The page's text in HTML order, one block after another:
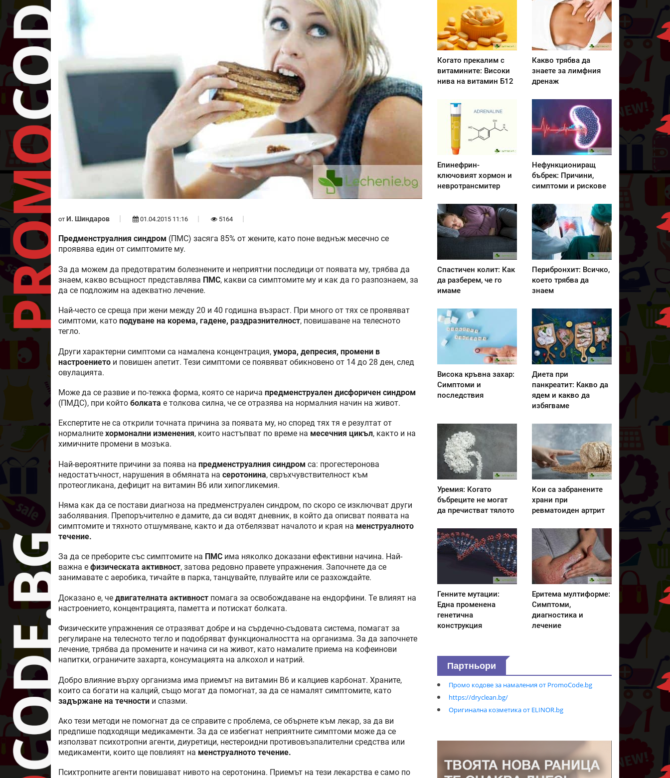
от И. Шиндаров 01.04.2015 11:16 5164
Предменструалния синдром (ПМС) засяга 85% от жените, като поне веднъж месечно се
проявява един от симптомите му.
За да можем да предотвратим болезнените и неприятни последици от появата му, трябва да
знаем, какво всъщност представлява ПМС, какви са симптомите му и как да го разпознаем, за
да се подложим на адекватно лечение.
Най-често се среща при жени между 20 и 40 годишна възраст. При много от тях се проявяват
симптоми, като подуване на корема, гадене, раздразнителност, повишаване на телесното
тегло.
Други характерни симптоми са намалена концентрация, умора, депресия, промени в
настроението и повишен апетит. Тези симптоми се появяват обикновено от 14 до 28 ден, след
овулацията.
Може да се развие и по-тежка форма, която се нарича предменструален дисфоричен синдром
(ПМДС), при който болката е толкова силна, че се отразява на нормалния начин на живот.
Експертите не са открили точната причина за появата му, но според тях тя е резултат от
нормалните хормонални изменения, които настъпват по време на месечния цикъл, както и на
химичните промени в мозъка.
Най-вероятните причини за поява на предменструалния синдром са: прогестеронова
недостатъчност, нарушения в обмяната на серотонина, свръхчувствителност към
протеогликана, дефицит на витамин В6 или хипогликемия.
Няма как да се постави диагноза на предменструален синдром, по скоро се изключват други
заболявания. Препоръчително е дамите, да си водят дневник, в който да описват появата на
симптомите и тяхното отшумяване, както и да отбелязват началото и края на менструалното
течение.
За да се преборите със симптомите на ПМС има няколко доказани ефективни начина. Най-
важна е физическата активност, затова редовно правете упражнения. Започнете да се
занимавате с аеробика, тичайте в парка, танцувайте, плувайте или се разхождайте.
Доказано е, че двигателната активност помага за освобождаване на ендорфини. Те влияят на
настроението, концентрацията, паметта и потискат болката.
Физическите упражнения се отразяват добре и на сърдечно-съдовата система, помагат за
регулиране на телесното тегло и подобряват функционалността на организма. За да започнете
лечение, трябва да промените и начина си на живот, като намалите приема на кофеинови
напитки, ограничите захарта, консумацията на алкохол и натрий.
Добро влияние върху организма има приемът на витамин В6 и калциев карбонат. Храните,
които са богати на калций, също могат да помогнат, за да се намалят симптомите, като
задържане на течности и спазми.
Ако тези методи не помогнат да се справите с проблема, се обърнете към лекар, за да ви
предпише подходящи медикаменти. За да се избегнат неприятните симптоми може да се
използват психотропни агенти, диуретици, нестероидни противовъзпалителни средства или
медикаменти, които ще повлияят на менструалното течение.
Психтропните агенти повишават нивото на серотонина. Приемът на тези лекарства е само по
Когато прекалим с
витамините: Високи
нива на витамин Б12
Какво трябва да
знаете за лимфния
дренаж
Епинефрин-
ключовият хормон и
невротрансмитер
Нефункциониращ
бъбрек: Причини,
симптоми и рискове
Спастичен колит: Как
да разберем, че го
имаме
Перибронхит: Всичко,
което трябва да
знаем
Висока кръвна захар:
Симптоми и
последствия
Диета при
панкреатит: Kакво да
ядем и какво да
избягваме
Уремия: Когато
бъбреците не могат
да пречистват тялото
Кои са забранените
храни при
ревматоиден артрит
Генните мутации:
Една променена
генетична
конструкция
Еритема мултиформе:
Симптоми,
диагностика и
лечение
Партньори
Промо кодове за намаления от PromoCode.bg
https://dryclean.bg/
Оригинална козметика от ELINOR.bg